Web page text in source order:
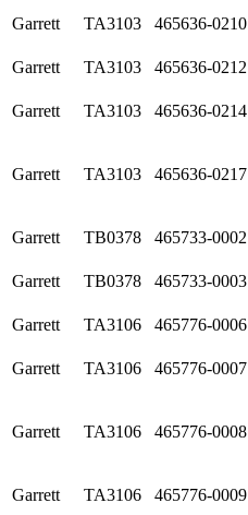
Garrett TA3103 465636-0210
Garrett TA3103 465636-0212
Garrett TA3103 465636-0214
Garrett TA3103 465636-0217
Garrett TB0378 465733-0002
Garrett TB0378 465733-0003
Garrett TA3106 465776-0006
Garrett TA3106 465776-0007
Garrett TA3106 465776-0008
Garrett TA3106 465776-0009